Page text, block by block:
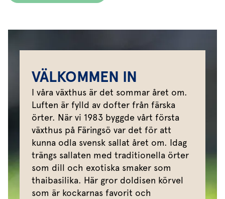
VÄLKOMMEN IN
I våra växthus är det sommar året om.
Luften är fylld av dofter från färska
örter. När vi 1983 byggde vårt första
växthus på Färingsö var det för att
kunna odla svensk sallat året om. Idag
trängs sallaten med traditionella örter
som dill och exotiska smaker som
thaibasilika. Här gror doldisen körvel
som är kockarnas favorit och